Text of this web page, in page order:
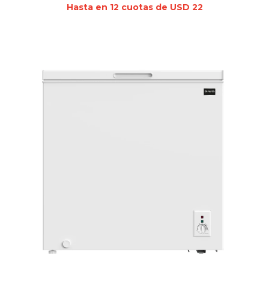
Hasta en 12 cuotas de USD 22